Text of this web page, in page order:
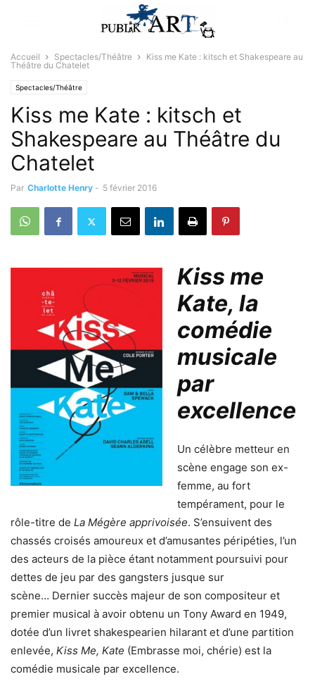
Accueil Spectacles/Théâtre
Kiss me Kate : kitsch et Shakespeare au
Théâtre du Chatelet
Spectacles/Théâtre
Kiss me Kate : kitsch et
Shakespeare au Théâtre du
Chatelet
Par Charlotte Henry - 5 février 2016
Kiss me
Kate, la
comédie
musicale
par
excellence
Un célèbre metteur en
scène engage son ex-
femme, au fort
tempérament, pour le
rôle-titre de La Mégère apprivoisée. S’ensuivent des
chassés croisés amoureux et d’amusantes péripéties, l’un
des acteurs de la pièce étant notamment poursuivi pour
dettes de jeu par des gangsters jusque sur
scène… Dernier succès majeur de son compositeur et
premier musical à avoir obtenu un Tony Award en 1949,
dotée d’un livret shakespearien hilarant et d’une partition
enlevée, Kiss Me, Kate (Embrasse moi, chérie) est la
comédie musicale par excellence.